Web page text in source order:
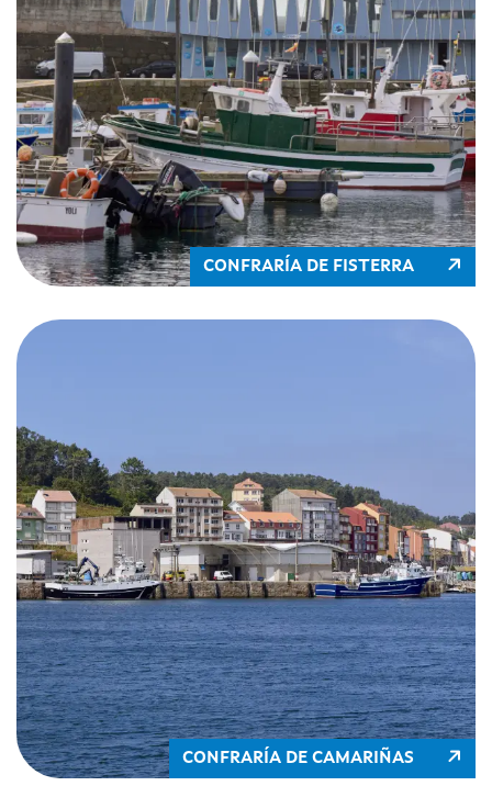
CONFRARÍA DE FISTERRA
CONFRARÍA DE CAMARIÑAS